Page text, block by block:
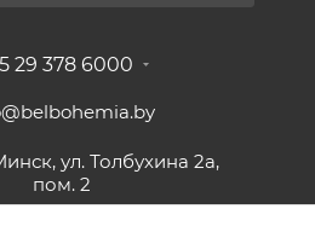
29 378 6000
ул. Толбухина 2а,
пом. 2